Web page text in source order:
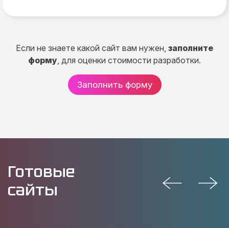
Если не знаете какой сайт вам нужен, заполните
форму, для оценки стоимости разработки.
Заполнить форму
Готовые
сайты